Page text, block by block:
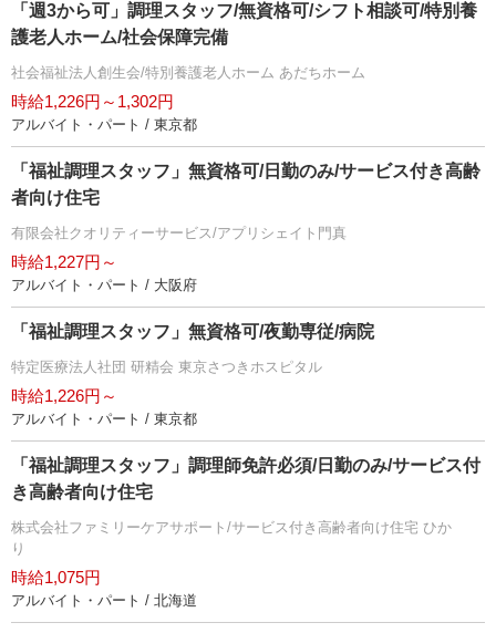
「週3から可」調理スタッフ/無資格可/シフト相談可/特別養
護老人ホーム/社会保障完備
社会福祉法人創生会/特別養護老人ホーム あだちホーム
時給1,226円～1,302円
アルバイト・パート / 東京都
「福祉調理スタッフ」無資格可/日勤のみ/サービス付き高齢
者向け住宅
有限会社クオリティーサービス/アプリシェイト門真
時給1,227円～
アルバイト・パート / 大阪府
「福祉調理スタッフ」無資格可/夜勤専従/病院
特定医療法人社団 研精会 東京さつきホスピタル
時給1,226円～
アルバイト・パート / 東京都
「福祉調理スタッフ」調理師免許必須/日勤のみ/サービス付
き高齢者向け住宅
株式会社ファミリーケアサポート/サービス付き高齢者向け住宅 ひか
り
時給1,075円
アルバイト・パート / 北海道